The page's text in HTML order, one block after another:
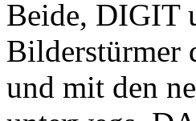
Beide, DIGIT
Bilderstürmer
und mit den